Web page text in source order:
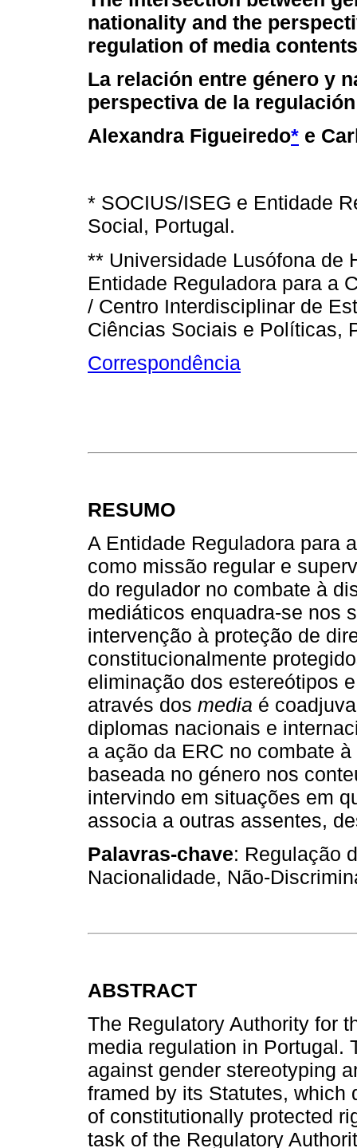
nationality and the
regulation of media contents
La relación entre género y
perspectiva de la
Alexandra Figueiredo* e
* SOCIUS/ISEG e Entidade
Social, Portugal.
** Universidade Lusófona de
Entidade Reguladora para a
/ Centro Interdisciplinar de
Ciências Sociais e Políticas,
Correspondência
RESUMO
A Entidade Reguladora para
como missão regular e
do regulador no combate à
mediáticos enquadra‑se nos
intervenção à proteção de
constitucionalmente
eliminação dos estereótipos
através dos media é
diplomas nacionais e
a ação da ERC no combate
baseada no género nos
intervindo em situações em
associa a outras assentes,
Palavras‑chave: Regulação
Nacionalidade,
ABSTRACT
The Regulatory Authority for
media regulation in Portugal.
against gender stereotyping
framed by its Statutes, which
of constitutionally protected
task of the Regulatory